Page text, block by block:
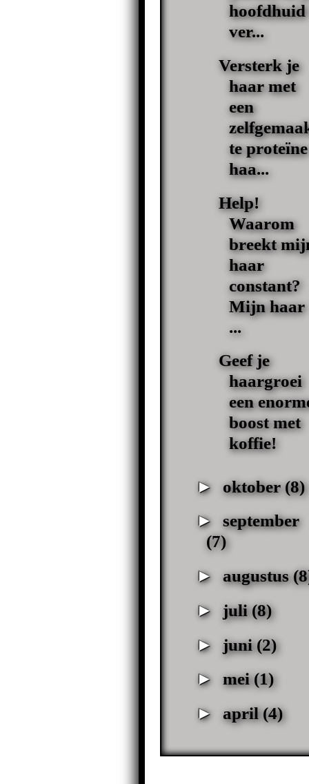
hoofdhuid
ver...
Versterk je
haar met
een
te proteïne
haa...
Help!
Waarom
breekt
haar
constant?
Mijn haar
...
Geef je
haargroei
een
boost met
koffie!
► oktober(8)
► september
(7)
► augustus
► juli(8)
► juni(2)
► mei(1)
► april(4)